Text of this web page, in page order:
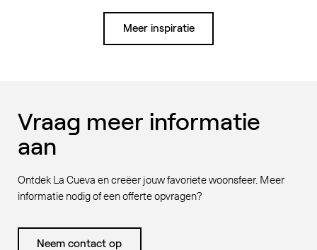
Meer inspiratie
Vraag meer informatie
aan
Ontdek La Cueva en creëer jouw favoriete woonsfeer. Meer
informatie nodig of een offerte opvragen?
Neem contact op